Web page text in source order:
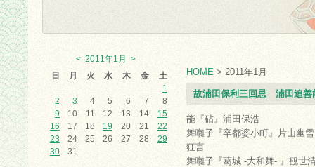
HOME > 2011年1月
故浦田保利三回忌 浦田追善
能『砧』浦田保浩
舞囃子『卒都婆小町』片山幽雪
狂言
舞囃子『葛城 -大和舞- 』観世
< 2011年1月
>
日
月 火 水 木 金
土
1
2
3 4 5 6 7
8
9
10 11 12 13 14
15
16
17 18 19 20 21
22
23
24 25 26 27 28
29
30
31